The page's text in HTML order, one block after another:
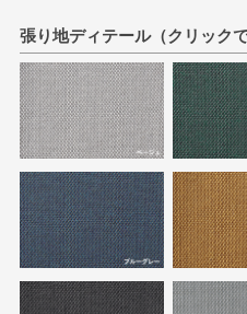
張り地ディテール（クリックで